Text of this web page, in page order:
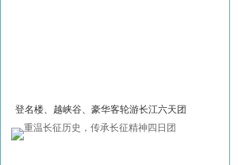
登名楼、越峡谷、豪华客轮游长江六天团